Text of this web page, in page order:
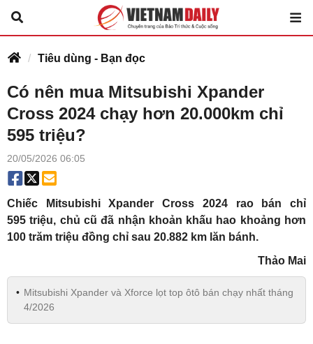
Tiêu dùng - Bạn đọc
Có nên mua Mitsubishi Xpander
Cross 2024 chạy hơn 20.000km chỉ
595 triệu?
20/05/2026 06:05
Chiếc Mitsubishi Xpander Cross 2024 rao bán chỉ
595 triệu, chủ cũ đã nhận khoản khấu hao khoảng hơn
100 trăm triệu đồng chỉ sau 20.882 km lăn bánh.
Thảo Mai
Mitsubishi Xpander và Xforce lọt top ôtô bán chạy nhất tháng
4/2026